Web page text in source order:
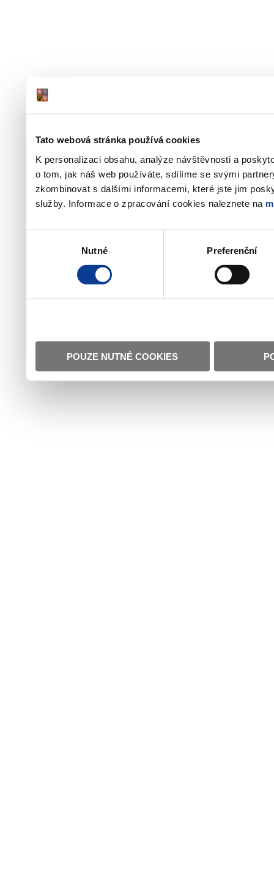
Tato webová stránka používá cookies
K personalizaci obsahu, analýze návštěvnosti a
o tom, jak náš web používáte, sdílíme se svými
zkombinovat s dalšími informacemi, které jste jim
služby. Informace o zpracování cookies naleznete na
Nutné Preferenční
POUZE NUTNÉ COOKIES